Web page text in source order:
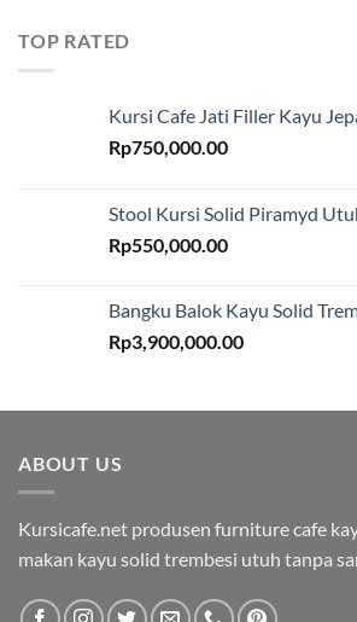
TOP RATED
Kursi Cafe Jati Filler Kayu
Rp750,000.00
Stool Kursi Solid Piramyd
Rp550,000.00
Bangku Balok Kayu Solid
Rp3,900,000.00
ABOUT US
Kursicafe.net produsen furniture cafe
makan kayu solid trembesi utuh tanpa